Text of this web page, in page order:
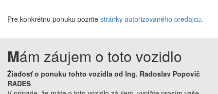
Pre konkrétnu ponuku pozrite stránky autorizovaného predajcu.
Mám záujem o toto vozidlo
Žiadosť o ponuku tohto vozidla od Ing. Radoslav Popovič
RADES